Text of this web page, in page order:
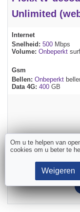
Unlimited
Internet
Snelheid: 500 Mbps
Volume: Onbeperkt
Gsm
Bellen: Onbeperkt
Data 4G: 400 GB
Huidige
Om u te helpen van
cookies om u beter te
Weigeren